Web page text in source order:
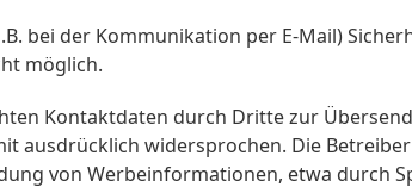
bei der Kommunikation per E-Mail)
möglich.
Kontaktdaten durch Dritte zur
widersprochen. Die
von Werbeinformationen, etwa durch